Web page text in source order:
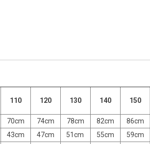
110 120 130 140 150
70cm 74cm 78cm 82cm
86cm
43cm 47cm 51cm 55cm
59cm